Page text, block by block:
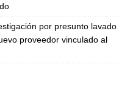
por presunto lavado
proveedor vinculado al